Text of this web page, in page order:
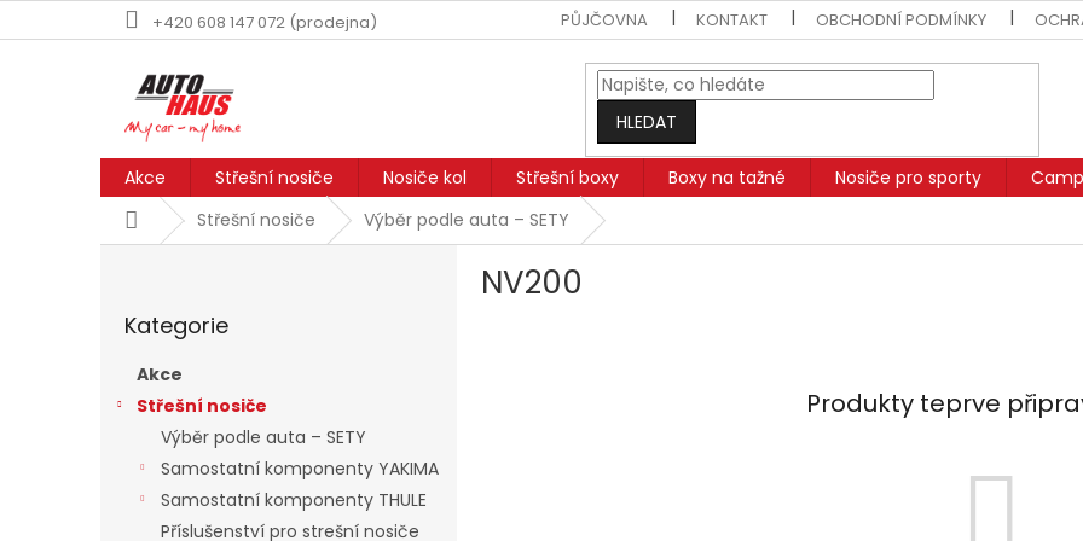
na
+420 608 147 072 (prodejna) PŮJČOVNA KONTAKT OBCHODNÍ PODMÍNKY
HLEDAT
Akce Střešní nosiče Nosiče kol Střešní boxy Boxy na tažné Nosiče pro sporty
DomůStřešní nosiče Výběr podle auta – SETY
kategorie
Kategorie
Akce
Střešní nosiče
Výběr podle auta – SETY
Samostatní komponenty YAKIMA
Samostatní komponenty THULE
Příslušenství pro strešní nosiče
NV200
Produkty teprve